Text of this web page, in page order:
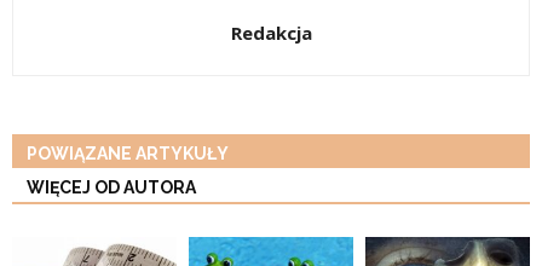
Redakcja
POWIĄZANE ARTYKUŁY
WIĘCEJ OD AUTORA